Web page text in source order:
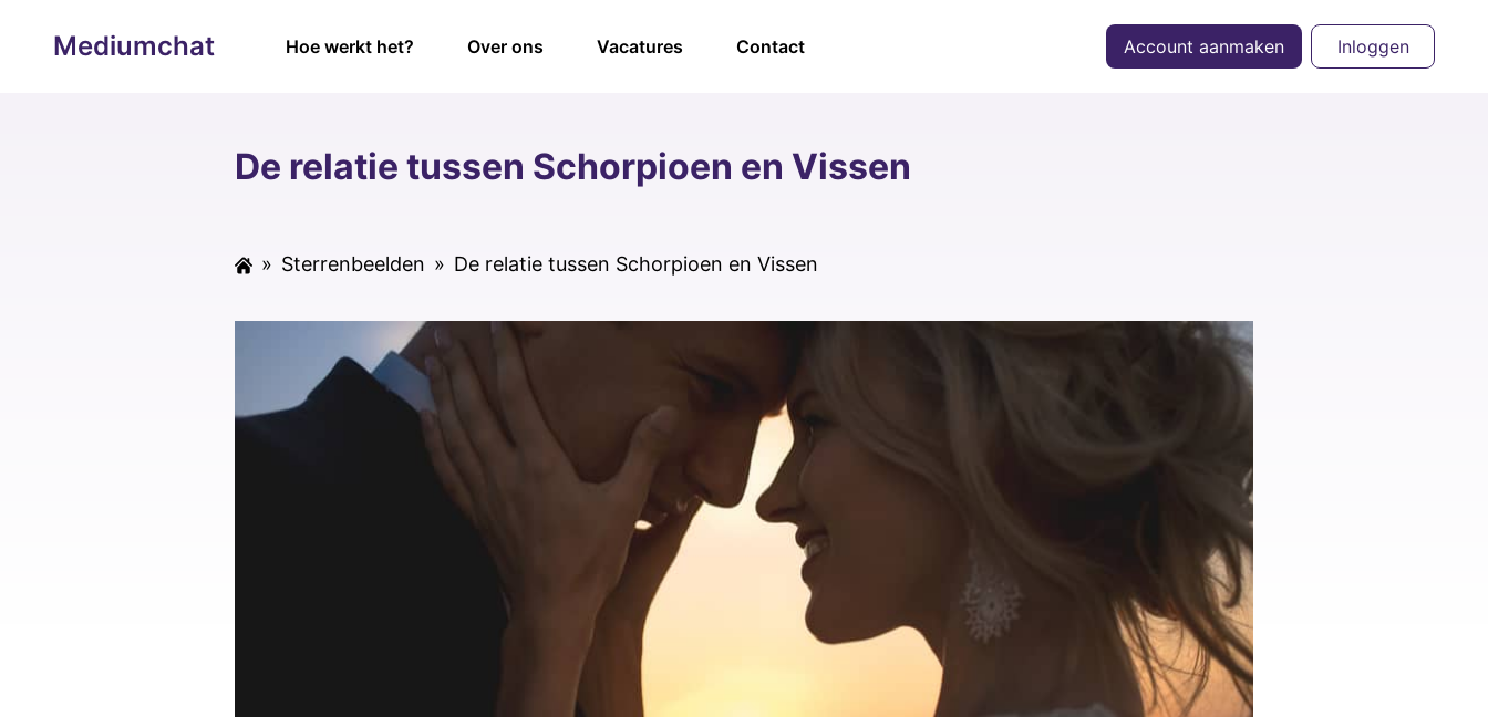
Mediumchat Hoe werkt het? Over ons Vacatures Contact Account aanmaken Inloggen
De relatie tussen Schorpioen en Vissen
» Sterrenbeelden » De relatie tussen Schorpioen en Vissen